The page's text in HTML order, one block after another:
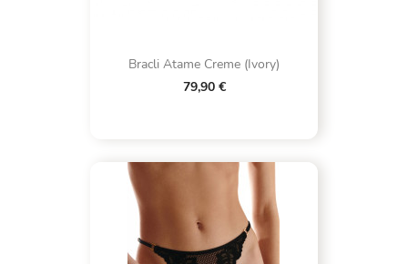
Bracli Atame Creme (Ivory)
79,90 €